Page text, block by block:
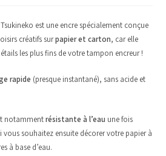
Tsukineko est une encre spécialement conçue
créatifs surpapier et carton, car elle
les plus fins de votre tampon encreur !
rapide (presque instantané), sans acide et
notammentrésistante à l’eau une fois
vous souhaitez ensuite décorer votre papier à
à base d’eau.